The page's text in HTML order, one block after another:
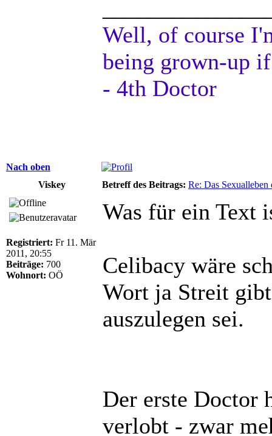
Well, of course
being grown-up
- 4th Doctor
Nach oben
Viskey
Betreff des Beitrags: Re: Das
Registriert: Fr 11. Mär
2011, 20:55
Beiträge: 700
Wohnort: OÖ
Was für ein Text
Celibacy wäre
Wort ja Streit
auszulegen sei.
Der erste Doctor
verlobt - zwar